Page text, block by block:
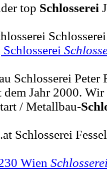
top Schlosserei
Schlosserei
Schlosserei Peter
dem Jahr 2000.
/ Metallbau-
Schlosserei
Wien